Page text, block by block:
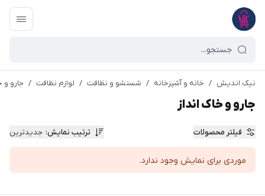
نیک اندیش / خانه و آشپزخانه / شستشو و نظافت / لوازم نظافت / جارو و
جارو و خاک انداز
فیلتر محصولات ترتیب نمایش: جدیدترین
موردی برای نمایش وجود ندارد.